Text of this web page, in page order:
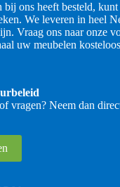
ons heeft besteld, kunt
We leveren in heel
Vraag ons naar onze
uw meubelen
vragen? Neem dan